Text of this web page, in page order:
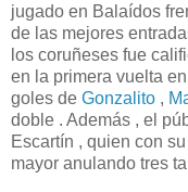
jugado en Balaídos
de las mejores
los coruñeses fue
en la primera vuelta
goles de Gonzalito ,
doble . Además , el
Escartín , quien con
mayor anulando tres